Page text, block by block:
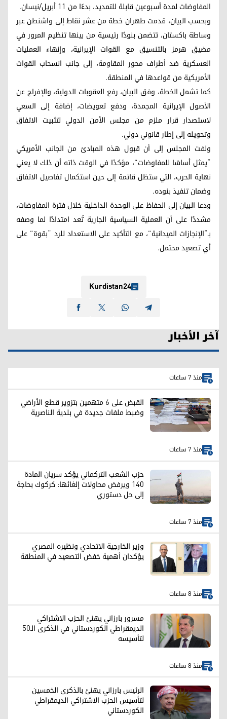
المفاوضات لمدة أسبوعين قابلة للتمديد، بدءًا من 11 أبريل/نيسان.
وبحسب البيان، قدمت طهران خطة من عشر نقاط إلى واشنطن عبر
وساطة باكستان، تتضمن بنودًا رئيسية من بينها تنظيم المرور في
مضيق هرمز بالتنسيق مع القوات الإيرانية، وإنهاء العمليات
العسكرية ضد أطراف محور المقاومة، إلى جانب انسحاب القوات
الأمريكية من قواعدها في المنطقة.
كما تشمل الخطة، وفق البيان، رفع العقوبات الدولية، والإفراج عن
الأصول الإيرانية المجمدة، ودفع تعويضات، إضافة إلى السعي
لاستصدار قرار ملزم من مجلس الأمن الدولي لتثبيت الاتفاق
وتحويله إلى إطار قانوني دولي.
ولفت المجلس إلى أن قبول هذه المبادئ من الجانب الأمريكي
“يمثل أساسًا للمفاوضات”، مؤكدًا في الوقت ذاته أن ذلك لا يعني
نهاية الحرب، التي ستظل قائمة إلى حين استكمال تفاصيل الاتفاق
وضمان تنفيذ بنوده.
ودعا البيان إلى الحفاظ على الوحدة الداخلية خلال فترة المفاوضات،
مشددًا على أن العملية السياسية الجارية تُعد امتدادًا لما وصفه
بـ“الإنجازات الميدانية”، مع التأكيد على الاستعداد للرد “بقوة” على
أي تصعيد محتمل.
Kurdistan24
آخر الأخبار
منذ 7 ساعات
القبض على 6 متهمين بتزوير قطع الأراضي
وضبط ملفات جديدة في بلدية الناصرية
منذ 7 ساعات
حزب الشعب التركماني يؤكد سريان المادة
140 ويرفض محاولات إلغائها: كركوك بحاجة
إلى حل دستوري
منذ 7 ساعات
وزير الخارجية الاتحادي ونظيره المصري
يؤكدان أهمية خفض التصعيد في المنطقة
منذ 8 ساعات
مسرور بارزاني يهنئ الحزب الاشتراكي
الديمقراطي الكوردستاني في الذكرى الـ50
لتأسيسه
منذ 8 ساعات
الرئيس بارزاني يهنئ بالذكرى الخمسين
لتأسيس الحزب الاشتراکي الديمقراطي
الكوردستاني